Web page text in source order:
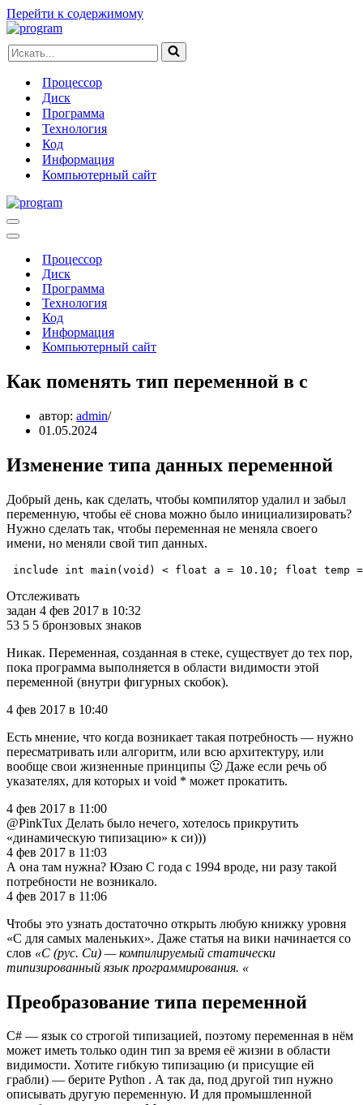
Перейти к содержимому
Искать...
Процессор
Диск
Программа
Технология
Код
Информация
Компьютерный сайт
Меню
навигации
Меню
навигацииПроцессор
Диск
Программа
Технология
Код
Информация
Компьютерный сайт
Как поменять тип переменной в c
автор: admin
01.05.2024
Изменение типа данных переменной
Добрый день, как сделать, чтобы компилятор удалил и забыл
переменную, чтобы её снова можно было инициализировать?
Нужно сделать так, чтобы переменная не меняла своего
имени, но меняли свой тип данных.
include int main(void) < float a = 10.10; float temp
Отслеживать
задан 4 фев 2017 в 10:32
53 5 5 бронзовых знаков
Никак. Переменная, созданная в стеке, существует до тех пор,
пока программа выполняется в области видимости этой
переменной (внутри фигурных скобок).
4 фев 2017 в 10:40
Есть мнение, что когда возникает такая потребность — нужно
пересматривать или алгоритм, или всю архитектуру, или
вообще свои жизненные принципы 🙂 Даже если речь об
указателях, для которых и void * может прокатить.
4 фев 2017 в 11:00
@PinkTux Делать было нечего, хотелось прикрутить
«динамическую типизацию» к си)))
4 фев 2017 в 11:03
А она там нужна? Юзаю С года с 1994 вроде, ни разу такой
потребности не возникало.
4 фев 2017 в 11:06
Чтобы это узнать достаточно открыть любую книжку уровня
«C для самых маленьких». Даже статья на вики начинается со
слов «C (рус. Си) — компилируемый статически
типизированный язык программирования. «
Преобразование типа переменной
C# — язык со строгой типизацией, поэтому переменная в нём
может иметь только один тип за время её жизни в области
видимости. Хотите гибкую типизацию (и присущие ей
грабли) — берите Python . А так да, под другой тип нужно
описывать другую переменную. И для промышленной